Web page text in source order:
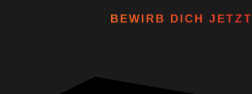
BEWIRB DICH JETZT